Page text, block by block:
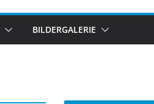
BILDERGALERIE